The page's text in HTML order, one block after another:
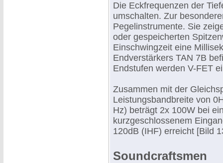
Die Eckfrequenzen der
umschalten. Zur
Pegelinstrumente. Sie
oder gespeicherten
Einschwingzeit eine
Endverstärkers TAN 7B
Endstufen werden V-FET
Zusammen mit der
Leistungsbandbreite von
Hz) beträgt 2x 100W bei
kurzgeschlossenem
120dB (IHF) erreicht [Bild
Soundcraftsmen